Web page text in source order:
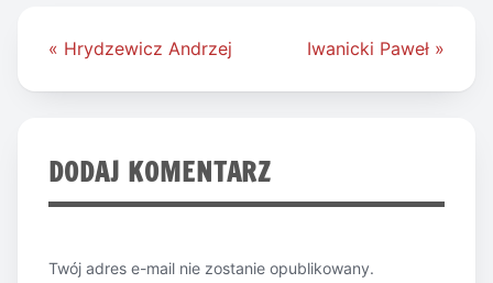
Nawigacja
« Hrydzewicz Andrzej Iwanicki Paweł »
DODAJ KOMENTARZ
Twój adres e-mail nie zostanie opublikowany.